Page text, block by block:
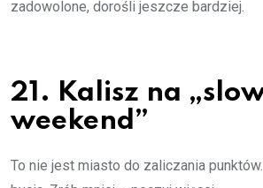
zadowolone, dorośli jeszcze bardziej.
21. Kalisz na
weekend”
To nie jest miasto do zaliczania